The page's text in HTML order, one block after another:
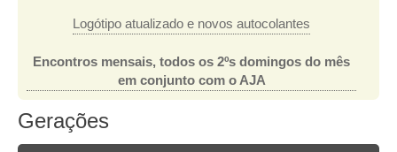
Logótipo atualizado e novos autocolantes
Encontros mensais, todos os 2ºs domingos do mês
em conjunto com o AJA
Gerações